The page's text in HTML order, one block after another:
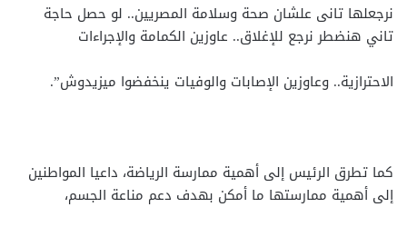
نرجعلها تانى علشان صحة وسلامة المصريين.. لو حصل حاجة
تاني هنضطر نرجع للإغلاق.. عاوزين الكمامة والإجراءات
الاحترازية.. وعاوزين الإصابات والوفيات ينخفضوا ميزيدوش”.
كما تطرق الرئيس إلى أهمية ممارسة الرياضة، داعيا المواطنين
إلى أهمية ممارستها ما أمكن بهدف دعم مناعة الجسم،